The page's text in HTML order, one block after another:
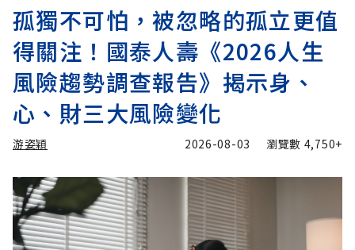
孤獨不可怕，被忽略的孤立更值
得關注！國泰人壽《2026人生
風險趨勢調查報告》揭示身、
心、財三大風險變化
游姿穎 2026-08-03 瀏覽數 4,750+